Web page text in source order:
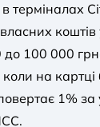
в терміналах
коштів
до 100 000
на
1% за